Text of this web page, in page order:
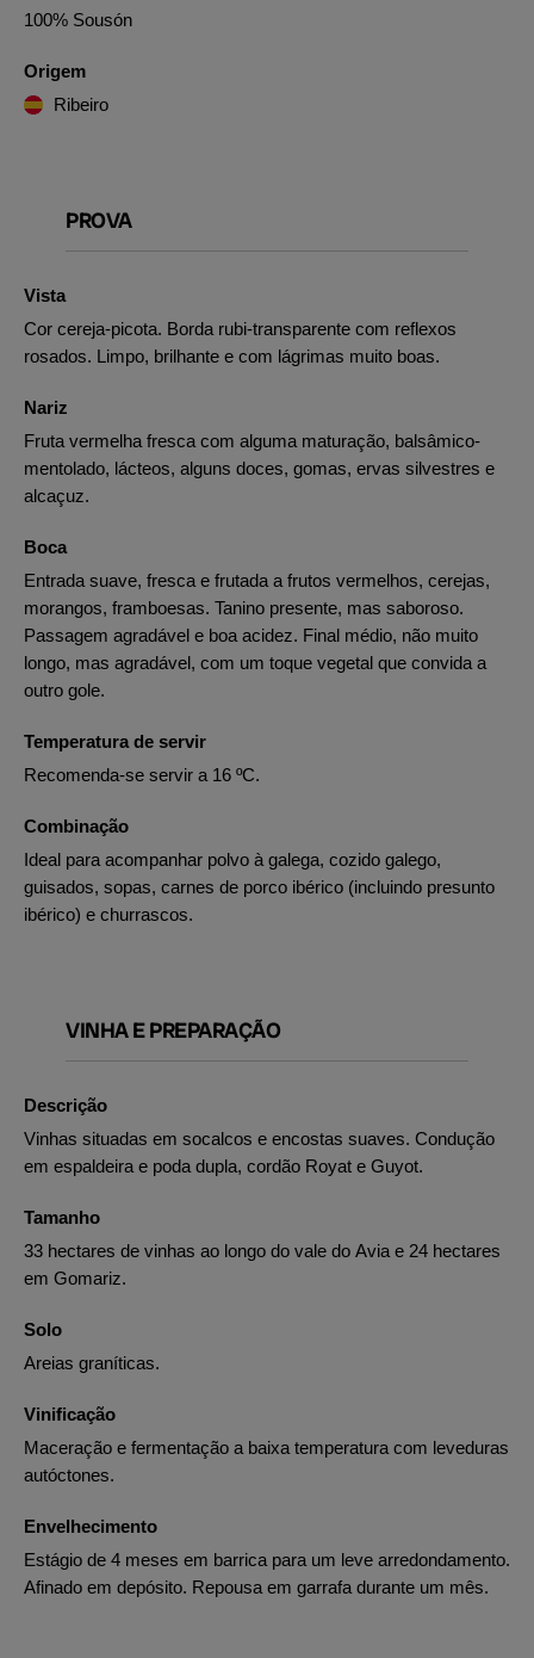
100% Sousón
Origem
Ribeiro
PROVA
Vista
Cor cereja-picota. Borda rubi-transparente com reflexos
rosados. Limpo, brilhante e com lágrimas muito boas.
Nariz
Fruta vermelha fresca com alguma maturação, balsâmico-
mentolado, lácteos, alguns doces, gomas, ervas silvestres e
alcaçuz.
Boca
Entrada suave, fresca e frutada a frutos vermelhos, cerejas,
morangos, framboesas. Tanino presente, mas saboroso.
Passagem agradável e boa acidez. Final médio, não muito
longo, mas agradável, com um toque vegetal que convida a
outro gole.
Temperatura de servir
Recomenda-se servir a 16 ºC.
Combinação
Ideal para acompanhar polvo à galega, cozido galego,
guisados, sopas, carnes de porco ibérico (incluindo presunto
ibérico) e churrascos.
VINHA E PREPARAÇÃO
Descrição
Vinhas situadas em socalcos e encostas suaves. Condução
em espaldeira e poda dupla, cordão Royat e Guyot.
Tamanho
33 hectares de vinhas ao longo do vale do Avia e 24 hectares
em Gomariz.
Solo
Areias graníticas.
Vinificação
Maceração e fermentação a baixa temperatura com leveduras
autóctones.
Envelhecimento
Estágio de 4 meses em barrica para um leve arredondamento.
Afinado em depósito. Repousa em garrafa durante um mês.